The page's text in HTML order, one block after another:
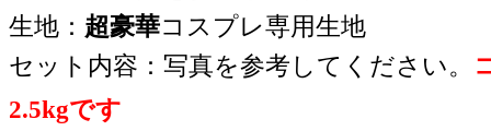
生地： 超豪華コスプレ専用生地
セット内容：写真を参考してください。
2.5kgです